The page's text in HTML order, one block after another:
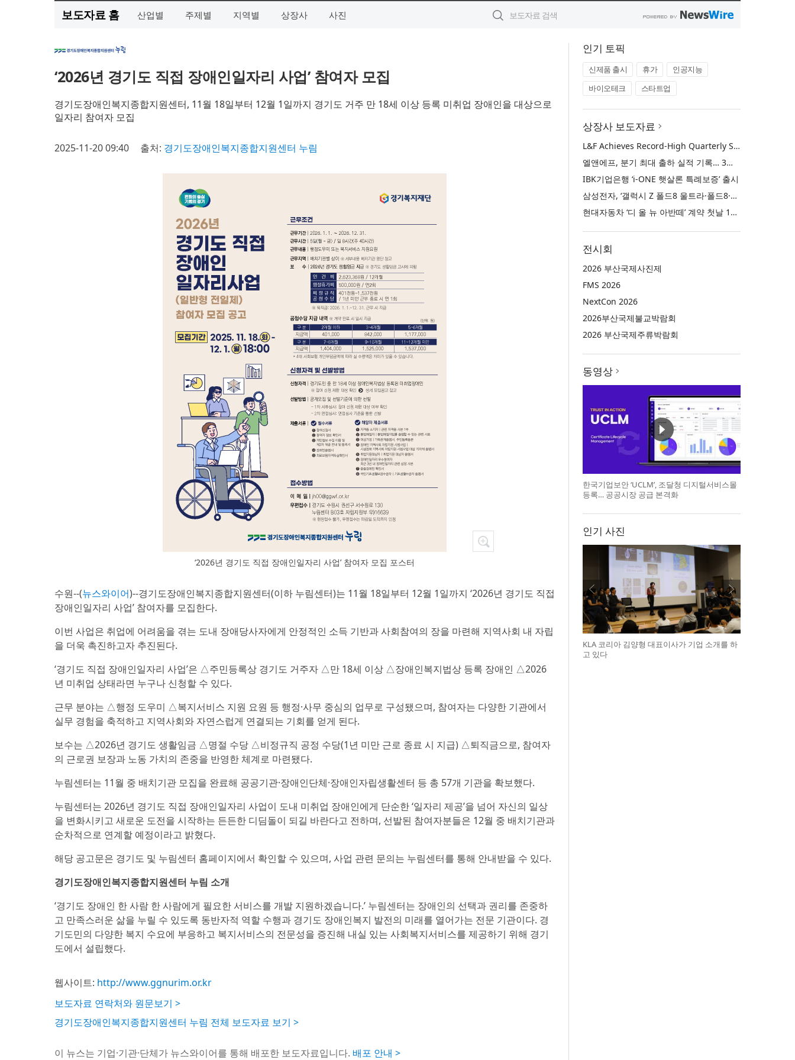
보도자료 홈 산업별 주제별 지역별 상장사 사진
‘2026년 경기도 직접 장애인일자리 사업’ 참여자 모집
경기도장애인복지종합지원센터, 11월 18일부터 12월 1일까지 경기도 거주 만 18세 이상 등록 미취업 장애인을 대상으로
일자리 참여자 모집
2025-11-20 09:40 출처: 경기도장애인복지종합지원센터 누림
‘2026년 경기도 직접 장애인일자리 사업’ 참여자 모집 포스터
수원--(뉴스와이어)--경기도장애인복지종합지원센터(이하 누림센터)는 11월 18일부터 12월 1일까지 ‘2026년 경기도 직접
장애인일자리 사업’ 참여자를 모집한다.
이번 사업은 취업에 어려움을 겪는 도내 장애당사자에게 안정적인 소득 기반과 사회참여의 장을 마련해 지역사회 내 자립
을 더욱 촉진하고자 추진된다.
‘경기도 직접 장애인일자리 사업’은 △주민등록상 경기도 거주자 △만 18세 이상 △장애인복지법상 등록 장애인 △2026
년 미취업 상태라면 누구나 신청할 수 있다.
근무 분야는 △행정 도우미 △복지서비스 지원 요원 등 행정·사무 중심의 업무로 구성됐으며, 참여자는 다양한 기관에서
실무 경험을 축적하고 지역사회와 자연스럽게 연결되는 기회를 얻게 된다.
보수는 △2026년 경기도 생활임금 △명절 수당 △비정규직 공정 수당(1년 미만 근로 종료 시 지급) △퇴직금으로, 참여자
의 근로권 보장과 노동 가치의 존중을 반영한 체계로 마련됐다.
누림센터는 11월 중 배치기관 모집을 완료해 공공기관·장애인단체·장애인자립생활센터 등 총 57개 기관을 확보했다.
누림센터는 2026년 경기도 직접 장애인일자리 사업이 도내 미취업 장애인에게 단순한 ‘일자리 제공’을 넘어 자신의 일상
을 변화시키고 새로운 도전을 시작하는 든든한 디딤돌이 되길 바란다고 전하며, 선발된 참여자분들은 12월 중 배치기관과
순차적으로 연계할 예정이라고 밝혔다.
해당 공고문은 경기도 및 누림센터 홈페이지에서 확인할 수 있으며, 사업 관련 문의는 누림센터를 통해 안내받을 수 있다.
경기도장애인복지종합지원센터 누림 소개
‘경기도 장애인 한 사람 한 사람에게 필요한 서비스를 개발 지원하겠습니다.’ 누림센터는 장애인의 선택과 권리를 존중하
고 만족스러운 삶을 누릴 수 있도록 동반자적 역할 수행과 경기도 장애인복지 발전의 미래를 열어가는 전문 기관이다. 경
기도민의 다양한 복지 수요에 부응하고 복지서비스의 전문성을 증진해 내실 있는 사회복지서비스를 제공하기 위해 경기
도에서 설립했다.
웹사이트: http://www.ggnurim.or.kr
보도자료 연락처와 원문보기 >
경기도장애인복지종합지원센터 누림 전체 보도자료 보기 >
이 뉴스는 기업·기관·단체가 뉴스와이어를 통해 배포한 보도자료입니다. 배포 안내 >
인기 토픽
신제품 출시 휴가
인공지능
바이오테크
스타트업
상장사 보도자료
L&F Achieves Record-High Quarterly Shipments, Begins LFP Supply for North American ESS in Q3 Advancing its Two-Track NCM and LFP Growth Strategy
엘앤에프, 분기 최대 출하 실적 기록… 3분기 북미 ESS향 LFP 공급 착수 NCM+LFP ‘2-Track’ 성장 전략 실현
IBK기업은행 ‘i-ONE 햇살론 특례보증’ 출시
삼성전자, ‘갤럭시 Z 폴드8 울트라·폴드8·플립8’과 ‘갤럭시 워치 울트라2·워치9’ 국내 공식 출시
현대자동차 ‘디 올 뉴 아반떼’ 계약 첫날 1만 대 돌파
전시회
2026 부산국제사진제
FMS 2026
NextCon 2026
2026부산국제불교박람회
2026 부산국제주류박람회
동영상
한국기업보안 ‘UCLM’, 조달청 디지털서비스몰
등록… 공공시장 공급 본격화
인기 사진
KLA 코리아 김양형 대표이사가 기업 소개를 하
고 있다